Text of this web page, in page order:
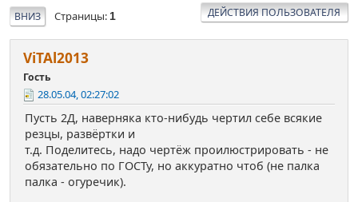
ВНИЗ Страницы 1 ДЕЙСТВИЯ ПОЛЬЗОВАТЕЛЯ
ViТАl2013
Гость
28.05.04, 02:27:02
Пусть 2Д, наверняка кто-нибудь чертил себе всякие
резцы, развёртки и
т.д. Поделитесь, надо чертёж проилюстрировать - не
обязательно по ГОСТу, но аккуратно чтоб (не палка
палка - огуречик).